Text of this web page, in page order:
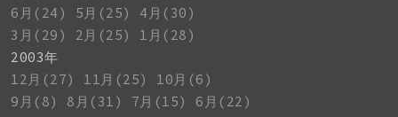
6月(24)
5月(25)
4月(30)
3月(29)
2月(25)
1月(28)
2003年
12月(27)
11月(25)
10月(6)
9月(8)
8月(31) 7月(15)
6月(22)